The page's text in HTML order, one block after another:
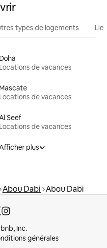
types de logements
Doha
Locations de vacances
Mascate
Locations de vacances
Seef
Locations de vacances
plus
Abou Dabi Abou Dabi
Inc.
générales